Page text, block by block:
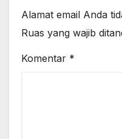
Alamat email Anda
Ruas yang wajib
Komentar *